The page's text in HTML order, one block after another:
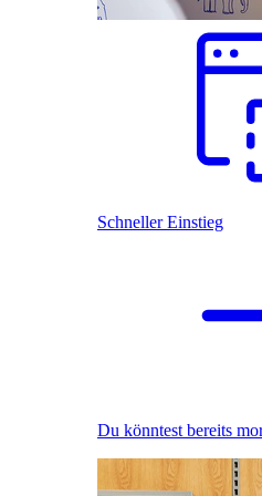
Schneller Einstieg
Du könntest bereits